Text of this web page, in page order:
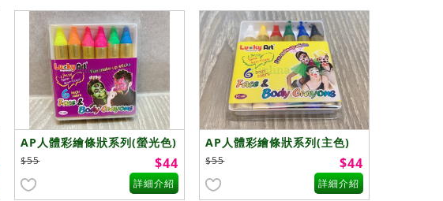
AP人體彩繪條狀系列(螢光色)
$55 $44
詳細介紹
AP人體彩繪條狀系列(主色)
$55 $44
詳細介紹